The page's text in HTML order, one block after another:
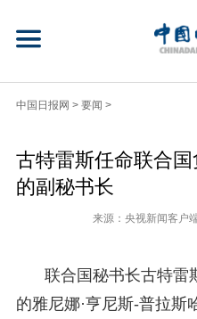
中国日报网 > 要闻 >
古特雷斯任命联合
的副秘书长
来源：央视新闻客户
联合国秘书长古特雷
的雅尼娜·亨尼斯-普拉斯